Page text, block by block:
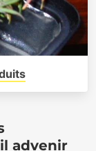
advenir